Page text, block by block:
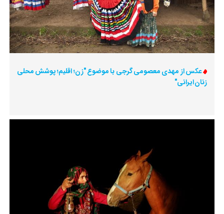
عکس از مهدی معصومی گرجی با موضوع "زن؛ اقلیم؛ پوشش محلی
زنان ایرانی"